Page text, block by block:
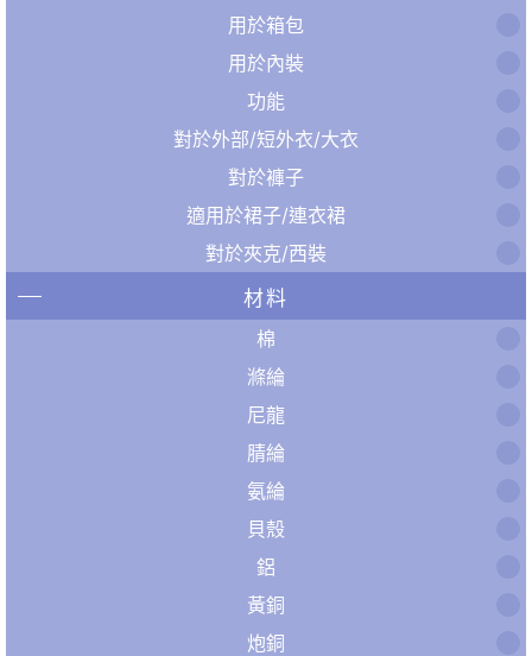
用於箱包
用於內裝
功能
對於外部/短外衣/大衣
對於褲子
適用於裙子/連衣裙
對於夾克/西裝
材料
棉
滌綸
尼龍
腈綸
氨綸
貝殼
鋁
黃銅
炮銅